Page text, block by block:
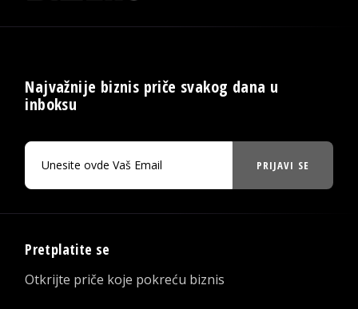
Najvažnije biznis priče svakog dana u
inboksu
PRIJAVI SE
Pretplatite se
Otkrijte priče koje pokreću biznis